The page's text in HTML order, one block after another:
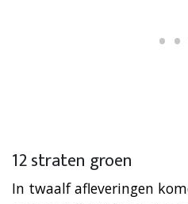
12 straten groen
In twaalf afleveringen